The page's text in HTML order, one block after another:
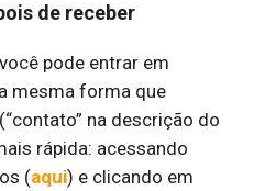
de receber
pode entrar em
mesma forma que
na descrição do
rápida: acessando
(aqui) e clicando em